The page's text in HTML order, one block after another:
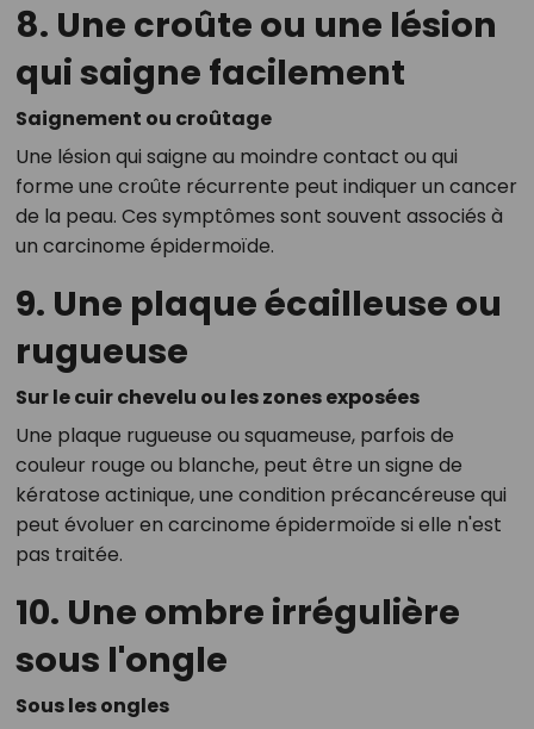
8. Une croûte ou une lésion
qui saigne facilement
Saignement ou croûtage
Une lésion qui saigne au moindre contact ou qui
forme une croûte récurrente peut indiquer un cancer
de la peau. Ces symptômes sont souvent associés à
un carcinome épidermoïde.
9. Une plaque écailleuse ou
rugueuse
Sur le cuir chevelu ou les zones exposées
Une plaque rugueuse ou squameuse, parfois de
couleur rouge ou blanche, peut être un signe de
kératose actinique, une condition précancéreuse qui
peut évoluer en carcinome épidermoïde si elle n'est
pas traitée.
10. Une ombre irrégulière
sous l'ongle
Sous les ongles